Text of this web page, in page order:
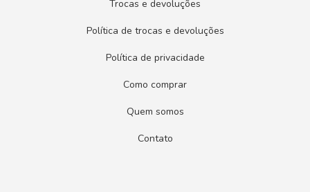
Trocas e devoluções
Política de trocas e devoluções
Política de privacidade
Como comprar
Quem somos
Contato